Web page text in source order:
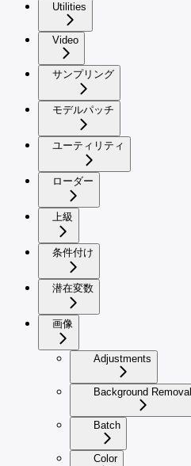
Utilities
Video
サンプリング
モデルパッチ
ユーティリティ
ローダー
上級
条件付け
潜在変数
画像
Adjustments
Background Removal
Batch
Color